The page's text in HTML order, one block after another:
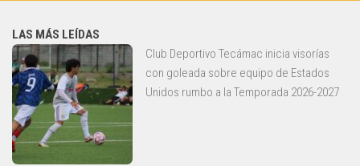
LAS MÁS LEÍDAS
Club Deportivo Tecámac inicia visorías
con goleada sobre equipo de Estados
Unidos rumbo a la Temporada 2026-2027